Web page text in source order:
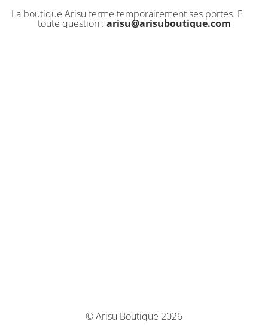
La boutique Arisu ferme temporairement ses portes. Pour
toute question : arisu@arisuboutique.com
© Arisu Boutique 2026